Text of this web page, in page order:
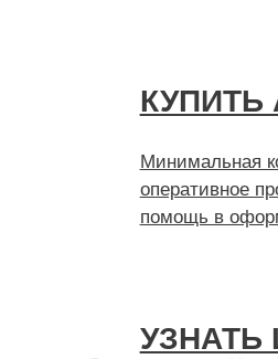
КУПИТЬ
Минимальная
оперативное
помощь в
УЗНАТЬ